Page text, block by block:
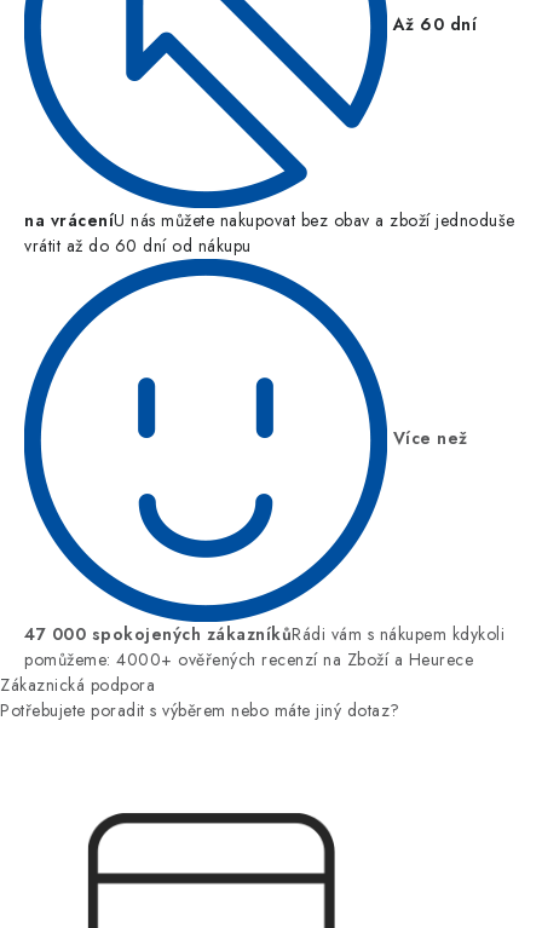
Až 60 dní
na vráceníU nás můžete nakupovat bez obav a zboží jednoduše
vrátit až do 60 dní od nákupu
Více než
47 000 spokojených zákazníkůRádi vám s nákupem kdykoli
pomůžeme: 4000+ ověřených recenzí na Zboží a Heurece
Zákaznická podpora
Potřebujete poradit s výběrem nebo máte jiný dotaz?